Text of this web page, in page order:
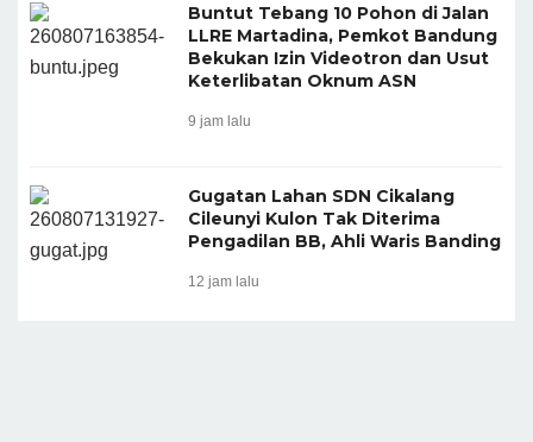
Buntut Tebang 10 Pohon di Jalan
LLRE Martadina, Pemkot Bandung
Bekukan Izin Videotron dan Usut
Keterlibatan Oknum ASN
9 jam lalu
Gugatan Lahan SDN Cikalang
Cileunyi Kulon Tak Diterima
Pengadilan BB, Ahli Waris Banding
12 jam lalu